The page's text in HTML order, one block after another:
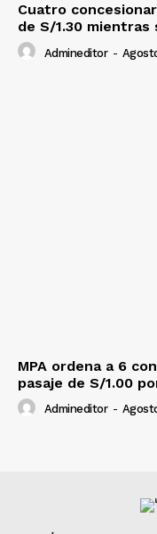
Cuatro
de S/1.30 mientras
Admineditor -
MPA ordena a 6
pasaje de S/1.00
Admineditor -